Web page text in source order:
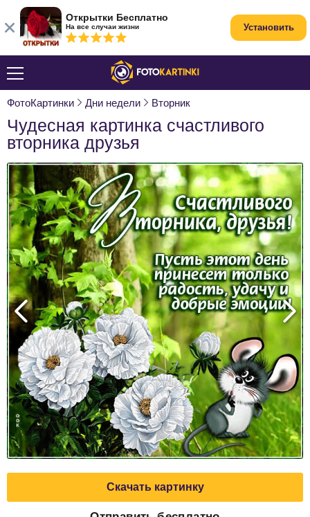
ФотоКартинки Дни недели Вторник
Чудесная картинка счастливого
вторника друзья
Скачать картинку
Открытки Бесплатно
На все случаи жизни Установить